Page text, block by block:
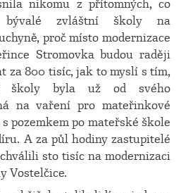
nikomu z přítomných, co
bývalé zvláštní školy na
proč místo modernizace
Stromovka budou raději
za 800 tisíc, jak to myslí s tím,
školy byla už od svého
na vaření pro mateřinkové
pozemkem po mateřské škole
A za půl hodiny zastupitelé
sto tisíc na modernizaci
Vostelčice.